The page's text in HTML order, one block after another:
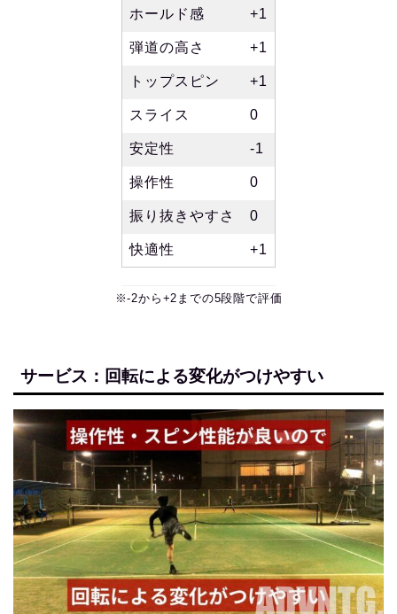
ホールド感 +1
弾道の高さ +1
トップスピン +1
スライス 0
安定性 -1
操作性 0
振り抜きやすさ 0
快適性 +1
※-2から+2までの5段階で評価
サービス：回転による変化がつけやすい